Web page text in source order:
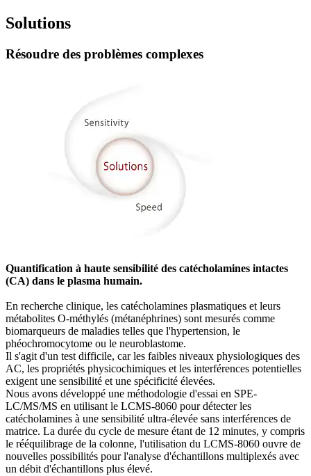
Solutions
Résoudre des problèmes complexes
Quantification à haute sensibilité des catécholamines intactes
(CA) dans le plasma humain.
En recherche clinique, les catécholamines plasmatiques et leurs
métabolites O-méthylés (métanéphrines) sont mesurés comme
biomarqueurs de maladies telles que l'hypertension, le
phéochromocytome ou le neuroblastome.
Il s'agit d'un test difficile, car les faibles niveaux physiologiques des
AC, les propriétés physicochimiques et les interférences potentielles
exigent une sensibilité et une spécificité élevées.
Nous avons développé une méthodologie d'essai en SPE-
LC/MS/MS en utilisant le LCMS-8060 pour détecter les
catécholamines à une sensibilité ultra-élevée sans interférences de
matrice. La durée du cycle de mesure étant de 12 minutes, y compris
le rééquilibrage de la colonne, l'utilisation du LCMS-8060 ouvre de
nouvelles possibilités pour l'analyse d'échantillons multiplexés avec
un débit d'échantillons plus élevé.